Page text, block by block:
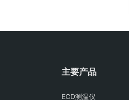
主要产品
ECD测温仪